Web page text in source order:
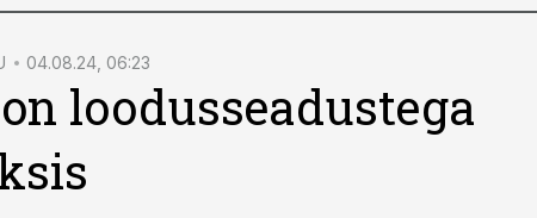
04.08.24, 06:23
loodusseadustega